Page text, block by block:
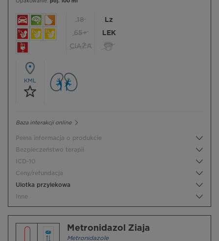
Opakowanie: poj. 100 ml
18
65+
CIĄŻA
Lz
LEK
KML
Baza interakcji online
Pełna informacja o produkcie
Bezpieczeństwo terapii
ICD-10
Ceny/refundacja
Ulotka przylekowa
Inne
Metronidazol Ziaja
Metronidazole